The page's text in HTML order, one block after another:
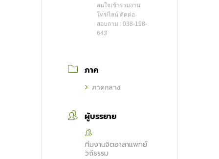
สนใจเข้าร่วมงาน
โทร/ไลน์ ติดต่อ
สอบถาม : 038-198-
643
ภาค
ภาคกลาง
ผู้บรรยาย
ทีมงานจิตอาสาแพทย์
วิถีธรรม